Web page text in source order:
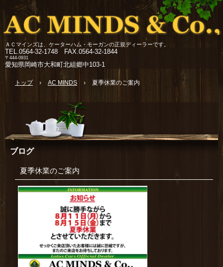
ＡＣマインズは、ケーターハム・モーガンの正規ディーラーです。
TEL.0564-32-1748 FAX.0564-32-1844
〒444-0931
愛知県岡崎市大和町北組郷中103-1
トップ › AC MINDS › 夏季休業のご案内
ブログ
夏季休業のご案内